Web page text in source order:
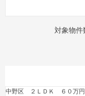
対象物件
中野区 ２ＬＤＫ ６０万円